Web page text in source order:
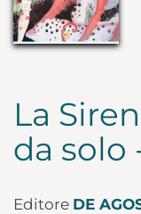
La
da solo
Editore DE